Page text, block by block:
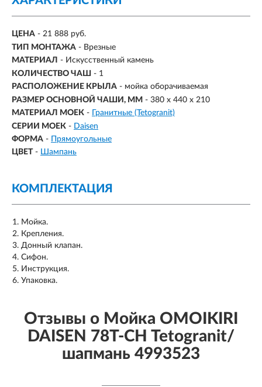
ЦЕНА - 21 888 руб.
ТИП МОНТАЖА - Врезные
МАТЕРИАЛ - Искусственный камень
КОЛИЧЕСТВО ЧАШ - 1
РАСПОЛОЖЕНИЕ КРЫЛА - мойка оборачиваемая
РАЗМЕР ОСНОВНОЙ ЧАШИ, ММ - 380 х 440 х 210
МАТЕРИАЛ МОЕК - Гранитные (Tetogranit)
СЕРИИ МОЕК - Daisen
ФОРМА - Прямоугольные
ЦВЕТ - Шампань
КОМПЛЕКТАЦИЯ
Мойка.
Крепления.
Донный клапан.
Сифон.
Инструкция.
Упаковка.
Отзывы о Мойка OMOIKIRI
DAISEN 78T-CH Tetogranit/
шапмань 4993523